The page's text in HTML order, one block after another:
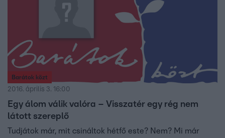
Barátok közt
2016. április 3. 16:00
Egy álom válik valóra – Visszatér egy rég nem
látott szereplő
Tudjátok már, mit csináltok hétfő este? Nem? Mi már